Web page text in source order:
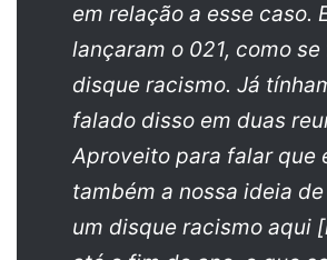
em relação a esse caso.
lançaram o 021, como se
disque racismo. Já
falado disso em duas
Aproveito para falar que
também a nossa ideia
um disque racismo aqui